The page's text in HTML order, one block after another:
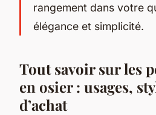
rangement dans votre
élégance et simplicité.
Tout savoir sur les
en osier : usages,
d’achat